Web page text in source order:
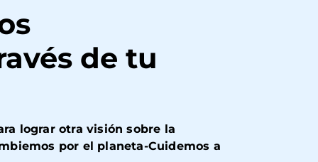
de tu
lograr otra visión sobre la
por el planeta-Cuidemos a